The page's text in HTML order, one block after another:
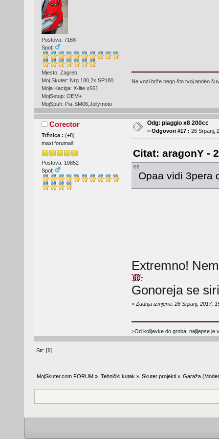
Postova: 7168
Spol:
Mjesto: Zagreb
Moj Skuter: Nrg 180,2x SP180
Moja Kaciga: X-lite x661
MojSetup: OEM+
MojSpuh: Pia-SM06,Jollymoto
Ne vozi brže nego što tvoj andeo
Corector
Tržnica : (+8)
maxi forumaš
Postova: 10852
Spol:
Odg: piaggio x8 200cc
« Odgovori #17 : 26 Srpanj,
Citat: aragonY -
Opaa vidi 3pera
Extremno!
Gonoreja se
« Zadnja izmjena: 26 Srpanj, 2017,
>Od kolijevke do groba, najljepse je
Str: [1]
MojSkuter.com FORUM » Tehnički kutak» Skuter projekti» Garaža